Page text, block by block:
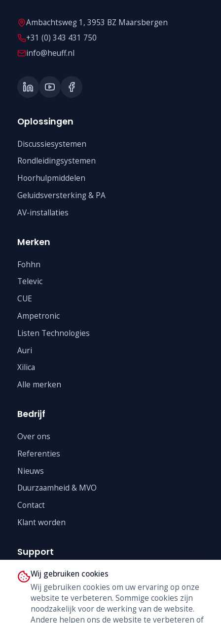
Ambachtsweg 1, 3953 BZ Maarsbergen
+31 (0) 343 431 750
info@heuff.nl
Oplossingen
Discussiesystemen
Rondleidingsystemen
Hoorhulpmiddelen
Geluidsversterking & PA
AV-installaties
Merken
Fohhn
Televic
CUE
Ampetronic
Listen Technologies
Auri
Xilica
Alle merken
Bedrijf
Over ons
Referenties
Nieuws
Duurzaamheid & MVO
Contact
Klant worden
Support
Technische Dienst
Trainingen
B2B Shop
Wij gebruiken cookies
Wij gebruiken cookies om uw ervaring op onze
website te verbeteren. Sommige cookies zijn
noodzakelijk voor de werking van de website.
Andere helpen ons de website te verbeteren of